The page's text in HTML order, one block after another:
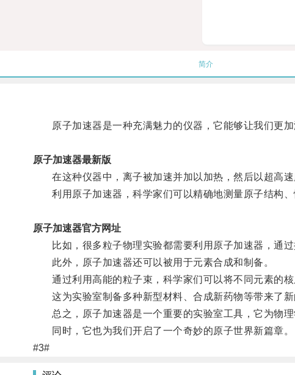
简介
原子加速器是一种充满魅力的仪器，它能够让我们更加
原子加速器最新版
在这种仪器中，离子被加速并加以加热，然后以超高速
利用原子加速器，科学家们可以精确地测量原子结构、
原子加速器官方网址
比如，很多粒子物理实验都需要利用原子加速器，通过
此外，原子加速器还可以被用于元素合成和制备。
通过利用高能的粒子束，科学家们可以将不同元素的核
这为实验室制备多种新型材料、合成新药物等带来了新
总之，原子加速器是一个重要的实验室工具，它为物理
同时，它也为我们开启了一个奇妙的原子世界新篇章。
#3#